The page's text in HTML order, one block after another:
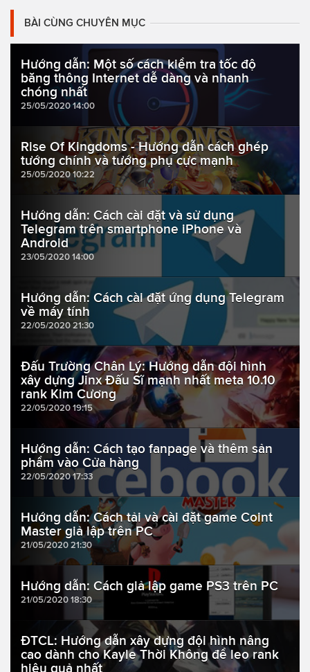
BÀI CÙNG CHUYÊN MỤC
Hướng dẫn: Một số cách kiểm tra tốc độ
băng thông Internet dễ dàng và nhanh
chóng nhất
25/05/2020 14:00
Rise Of Kingdoms - Hướng dẫn cách ghép
tướng chính và tướng phụ cực mạnh
25/05/2020 10:22
Hướng dẫn: Cách cài đặt và sử dụng
Telegram trên smartphone iPhone và
Android
23/05/2020 14:00
Hướng dẫn: Cách cài đặt ứng dụng Telegram
về máy tính
22/05/2020 21:30
Đấu Trường Chân Lý: Hướng dẫn đội hình
xây dựng Jinx Đấu Sĩ mạnh nhất meta 10.10
rank Kim Cương
22/05/2020 19:15
Hướng dẫn: Cách tạo fanpage và thêm sản
phẩm vào Cửa hàng
22/05/2020 17:33
Hướng dẫn: Cách tải và cài đặt game Coint
Master giả lập trên PC
21/05/2020 21:30
Hướng dẫn: Cách giả lập game PS3 trên PC
21/05/2020 18:30
ĐTCL: Hướng dẫn xây dựng đội hình nâng
cao dành cho Kayle Thời Không để leo rank
hiệu quả nhất